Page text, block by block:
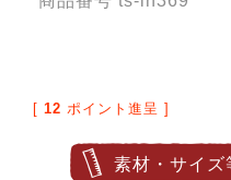
[ 12 ポイント進呈 ]
素材・サイズ